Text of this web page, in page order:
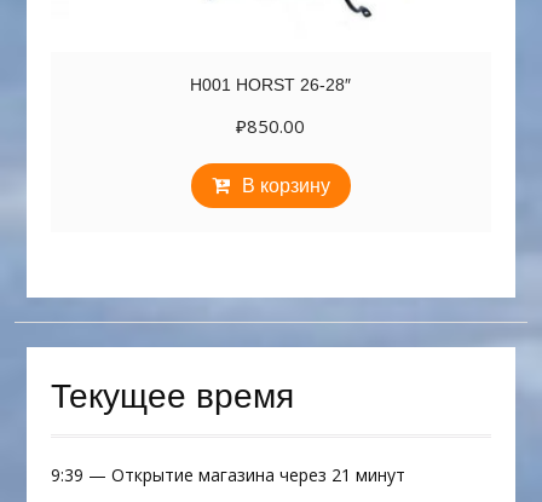
H001 HORST 26-28″
₽850.00
В корзину
Текущее время
9:39 — Открытие магазина через 21 минут